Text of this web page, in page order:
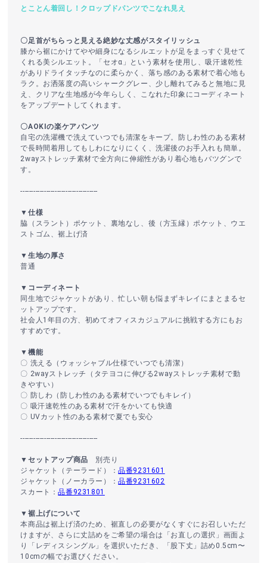
とことん着回し！クロップドパンツでこなれ見え
〇足首がちらっと見える絶妙な丈感がスタイリッシュ
膝から裾にかけてやや細身になるシルエットが足をまっすぐ見せて
くれる美シルエット。「セオα」という素材を使用し、吸汗速乾性
がありドライタッチなのに柔らかく、落ち感のある素材で着心地も
ラク。お洒落度の高いシャークグレー、少し離れてみると無地に見
え、クリアな生地感が今年らしく、こなれた印象にコーディネート
をアップデートしてくれます。
〇AOKIの楽ケアパンツ
自宅の洗濯機で洗えていつでも清潔をキープ。防しわ性のある素材
で長時間着用してもしわになりにくく、洗濯後のお手入れも簡単。
2wayストレッチ素材で全方向に伸縮性があり着心地もバツグンで
す。
------------------------------------
▼仕様
脇（スラント）ポケット、裏地なし、後（方玉縁）ポケット、ウエ
ストゴム、裾上げ済
▼生地の厚さ
普通
▼コーディネート
同生地でジャケットがあり、忙しい朝も悩まずキレイにまとまるセ
ットアップです。
社会人1年目の方、初めてオフィスカジュアルに挑戦する方にもお
すすめです。
▼機能
〇 洗える（ウォッシャブル仕様でいつでも清潔）
〇 2wayストレッチ（タテヨコに伸びる2wayストレッチ素材で動
きやすい）
〇 防しわ（防しわ性のある素材でいつでもキレイ）
〇 吸汗速乾性のある素材で汗をかいても快適
〇 UVカット性のある素材で夏でも安心
------------------------------------
▼セットアップ商品 別売り
ジャケット（テーラード）：品番9231601
ジャケット（ノーカラー）：品番9231602
スカート：品番9231801
▼裾上げについて
本商品は裾上げ済のため、裾直しの必要がなくすぐにお召しいただ
けますが、さらに丈詰めをご希望の場合は「お直しの選択」画面よ
り「レディスシングル」を選択いただき、「股下丈」詰め0.5cm〜
10cmの幅でお選びください。